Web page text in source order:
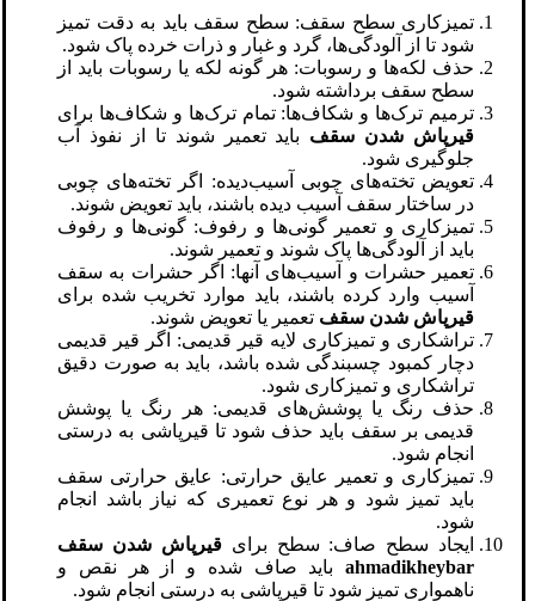
تمیزکاری سطح سقف: سطح سقف باید به دقت تمیز
شود تا از آلودگی‌ها، گرد و غبار و ذرات خرده پاک شود.
حذف لکه‌ها و رسوبات: هر گونه لکه یا رسوبات باید از
سطح سقف برداشته شود.
ترمیم ترک‌ها و شکاف‌ها: تمام ترک‌ها و شکاف‌ها برای
قیرپاش شدن سقف باید تعمیر شوند تا از نفوذ آب
جلوگیری شود.
تعویض تخته‌های چوبی آسیب‌دیده: اگر تخته‌های چوبی
در ساختار سقف آسیب دیده باشند، باید تعویض شوند.
تمیزکاری و تعمیر گونی‌ها و رفوف: گونی‌ها و رفوف
باید از آلودگی‌ها پاک شوند و تعمیر شوند.
تعمیر حشرات و آسیب‌های آنها: اگر حشرات به سقف
آسیب وارد کرده باشند، باید موارد تخریب شده برای
قیرپاش شدن سقف تعمیر یا تعویض شوند.
تراشکاری و تمیزکاری لایه قیر قدیمی: اگر قیر قدیمی
دچار کمبود چسبندگی شده باشد، باید به صورت دقیق
تراشکاری و تمیزکاری شود.
حذف رنگ یا پوشش‌های قدیمی: هر رنگ یا پوشش
قدیمی بر سقف باید حذف شود تا قیرپاشی به درستی
انجام شود.
تمیزکاری و تعمیر عایق حرارتی: عایق حرارتی سقف
باید تمیز شود و هر نوع تعمیری که نیاز باشد انجام
شود.
ایجاد سطح صاف: سطح برایقیرپاش شدن سقف
ahmadikheybar باید صاف شده و از هر نقص و
ناهمواری تمیز شود تا قیرپاشی به درستی انجام شود.